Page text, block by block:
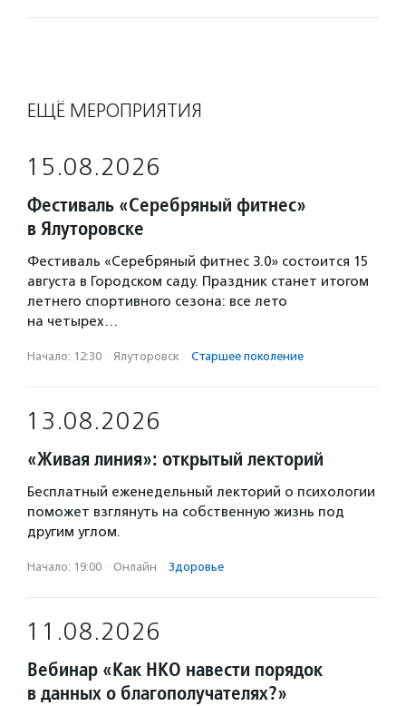
ЕЩЁ МЕРОПРИЯТИЯ
15.08.2026
Фестиваль «Серебряный фитнес»
в Ялуторовске
Фестиваль «Серебряный фитнес 3.0» состоится 15
августа в Городском саду. Праздник станет итогом
летнего спортивного сезона: все лето
на четырех…
Начало: 12:30 · Ялуторовск · Старшее поколение
13.08.2026
«Живая линия»: открытый лекторий
Бесплатный еженедельный лекторий о психологии
поможет взглянуть на собственную жизнь под
другим углом.
Начало: 19:00 · Онлайн · Здоровье
11.08.2026
Вебинар «Как НКО навести порядок
в данных о благополучателях?»